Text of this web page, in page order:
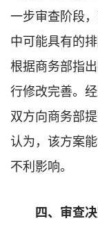
一步审查阶段
中可能具有的
根据商务部指
行修改完善。
双方向商务部
认为，该方案
不利影响。
四、审查